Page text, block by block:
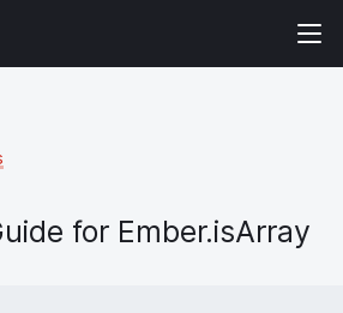
for Ember.isArray